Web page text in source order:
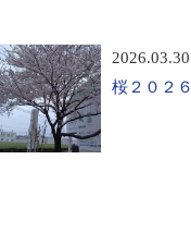
2026.03.30
桜２０２６